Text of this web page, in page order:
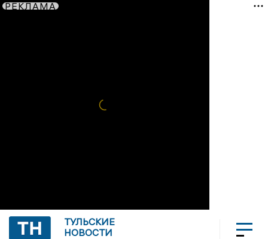
РЕКЛАМА
ТУЛЬСКИЕ
НОВОСТИ